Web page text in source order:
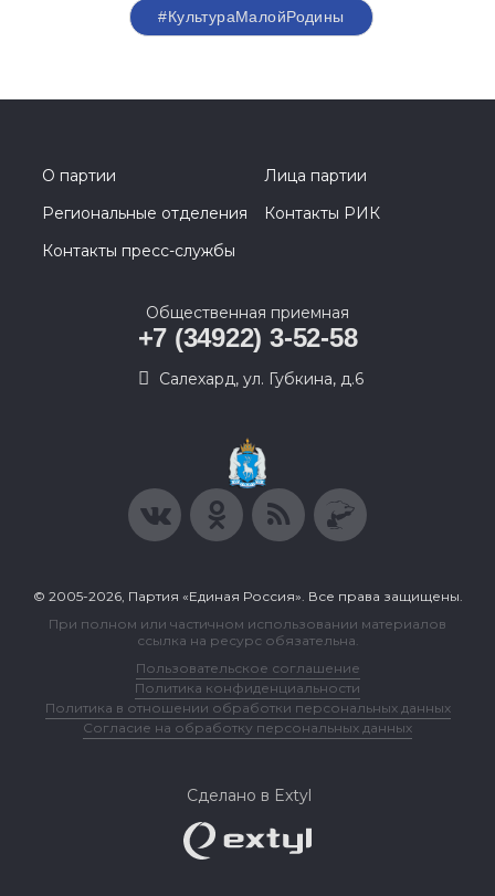
#КультураМалойРодины
О партии
Лица партии
Региональные отделения
Контакты РИК
Контакты пресс-службы
Общественная приемная
+7 (34922) 3-52-58
Салехард, ул. Губкина, д.6
© 2005-2026, Партия «Единая Россия». Все права защищены.
При полном или частичном использовании материалов
ссылка на ресурс обязательна.
Пользовательское соглашение
Политика конфиденциальности
Политика в отношении обработки персональных данных
Согласие на обработку персональных данных
Сделано в Extyl